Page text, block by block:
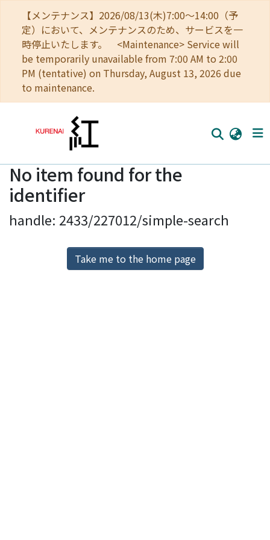
【メンテナンス】2026/08/13(木)7:00～14:00（予
定）において、メンテナンスのため、サービスを一
時停止いたします。 <Maintenance> Service will
be temporarily unavailable from 7:00 AM to 2:00
PM (tentative) on Thursday, August 13, 2026 due
to maintenance.
Home
Communities
Browse
Download Ranking
No item found for the
identifier
handle: 2433/227012/simple-search
Take me to the home page